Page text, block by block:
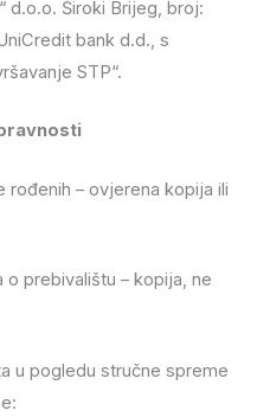
d.o.o. Široki Brijeg, broj:
bank d.d., s
STP“.
rođenih – ovjerena kopija ili
prebivalištu – kopija, ne
u pogledu stručne spreme